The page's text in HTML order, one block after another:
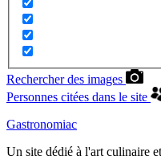
Rechercher des images
Personnes citées dans le site
Gastronomiac
Un site dédié à l'art culinaire